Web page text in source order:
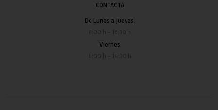
CONTACTA
De Lunes a Jueves:
Viernes